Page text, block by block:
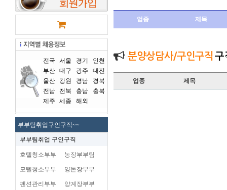
전국 서울 경기
인천
부산 대구 광주
대전
울산
강원 경남
경북
전남
전북 충남
충북
제주
세종 해외
부부팀취업구인구직~~
부부팀취업 구인구직
호텔청소부부 농장부부팀
모텔청소부부 양돈장부부
펜션관리부부 양계장부부
업종 제목
분양상담사/구인구직 구
업종 제목